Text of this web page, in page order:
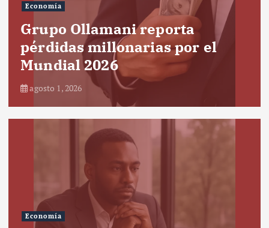
Economía
Grupo Ollamani reporta
pérdidas millonarias por el
Mundial 2026
agosto 1, 2026
Economía